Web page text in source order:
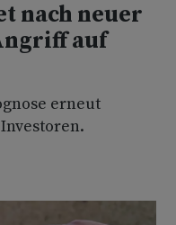
nach neuer
auf
erneut